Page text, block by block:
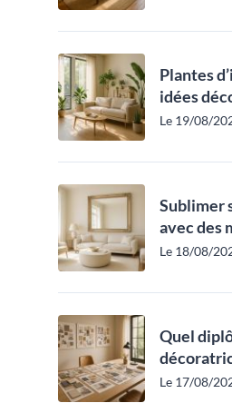
Plantes
idées
Le 19/08/
Sublimer
avec des
Le 18/08/
Quel
Le 17/08/